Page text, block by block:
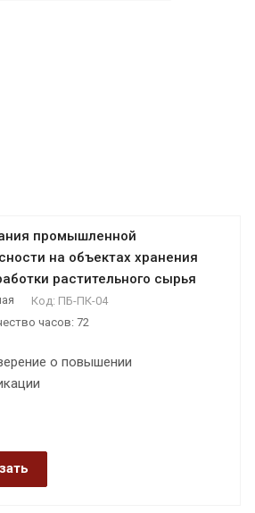
промышленной
на объектах хранения
растительного сырья
Код: ПБ-ПК-04
часов: 72
о повышении